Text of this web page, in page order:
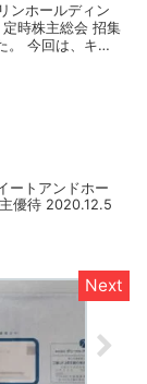
ンホールディン
時株主総会 招集
。 今回は、キリ
ートアンドホー
優待 2020.12.5